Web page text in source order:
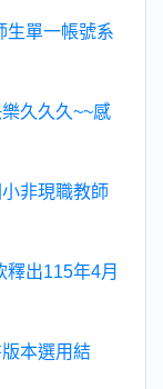
生單一帳號系
久久久~~感
非現職教師
釋出115年4月
本選用結